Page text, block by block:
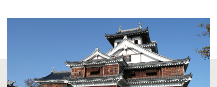
ミュージアムフォーラムとは